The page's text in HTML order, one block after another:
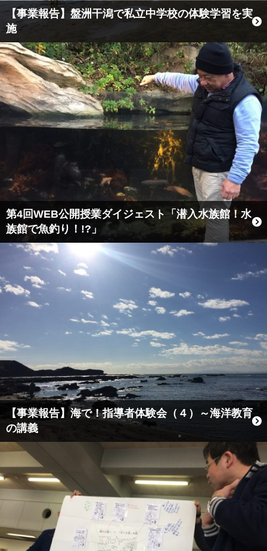
【事業報告】盤洲干潟で私立中学校の体験学習を実
施
第4回WEB公開授業ダイジェスト「潜入水族館！水
族館で魚釣り！!?」
【事業報告】海で！指導者体験会（４）～海洋教育
の講義